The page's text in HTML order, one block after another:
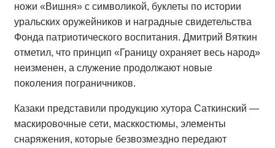
ножи «Вишня» с символикой, буклеты по истории
уральских оружейников и наградные свидетельства
Фонда патриотического воспитания. Дмитрий Вяткин
отметил, что принцип «Границу охраняет весь народ»
неизменен, а служение продолжают новые
поколения пограничников.
Казаки представили продукцию хутора Саткинский —
маскировочные сети, масккостюмы, элементы
снаряжения, которые безвозмездно передают